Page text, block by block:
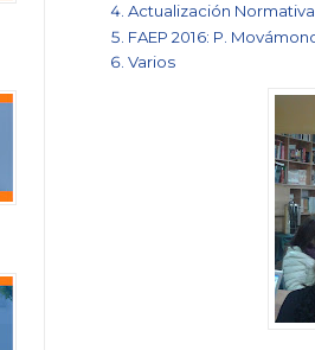
Actualización
FAEP 2016: P.
Varios